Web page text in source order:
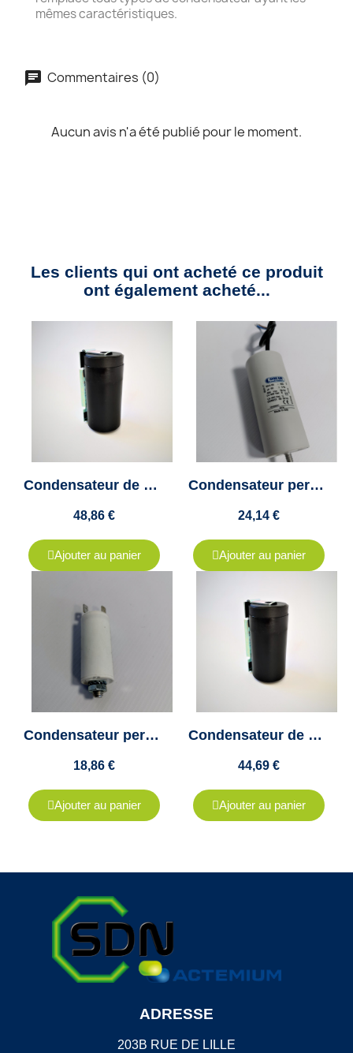
mêmes caractéristiques.
Commentaires (0)
Aucun avis n'a été publié pour le moment.
Les clients qui ont acheté ce produit
ont également acheté...
Condensateur de démarrage 200 à 250uf - Tension maximum 250V
48,86 €
Ajouter au panier
Condensateur permanent 60µf sortie câble souple tension 450V Maximum
24,14 €
Ajouter au panier
Condensateur permanent 45µf sortie cosse tension 450V Maximum
18,86 €
Ajouter au panier
Condensateur de démarrage 160 à 200uf - Tension maximum 250V
44,69 €
Ajouter au panier
ADRESSE
203B RUE DE LILLE